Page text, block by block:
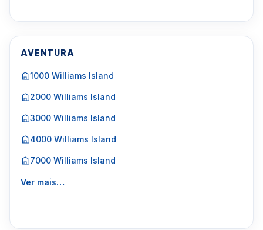
AVENTURA
1000 Williams Island
2000 Williams Island
3000 Williams Island
4000 Williams Island
7000 Williams Island
Ver mais…